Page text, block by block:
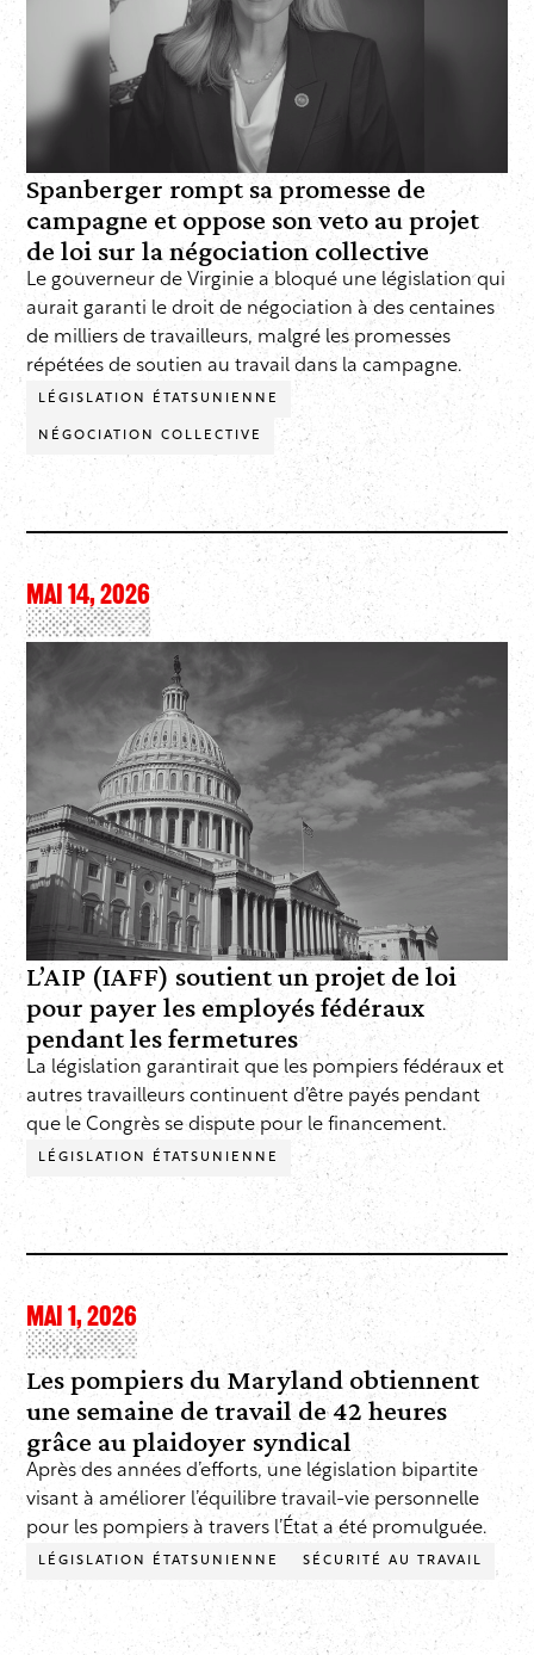
Spanberger rompt sa promesse de
campagne et oppose son veto au projet
de loi sur la négociation collective
Le gouverneur de Virginie a bloqué une législation qui
aurait garanti le droit de négociation à des centaines
de milliers de travailleurs, malgré les promesses
répétées de soutien au travail dans la campagne.
LÉGISLATION ÉTATSUNIENNE
NÉGOCIATION COLLECTIVE
MAI 14, 2026
L’AIP (IAFF) soutient un projet de loi
pour payer les employés fédéraux
pendant les fermetures
La législation garantirait que les pompiers fédéraux et
autres travailleurs continuent d’être payés pendant
que le Congrès se dispute pour le financement.
LÉGISLATION ÉTATSUNIENNE
MAI 1, 2026
Les pompiers du Maryland obtiennent
une semaine de travail de 42 heures
grâce au plaidoyer syndical
Après des années d’efforts, une législation bipartite
visant à améliorer l’équilibre travail-vie personnelle
pour les pompiers à travers l’État a été promulguée.
LÉGISLATION ÉTATSUNIENNE SÉCURITÉ AU TRAVAIL